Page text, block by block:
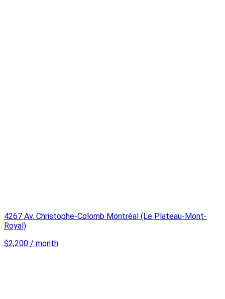
4267 Av. Christophe-Colomb Montréal (Le Plateau-Mont-
Royal)
$2,200 / month